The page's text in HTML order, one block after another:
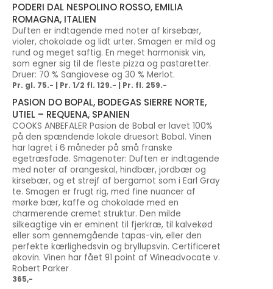
PODERI DAL NESPOLINO ROSSO, EMILIA
ROMAGNA, ITALIEN
Duften er indtagende med noter af kirsebær,
violer, chokolade og lidt urter. Smagen er mild og
rund og meget saftig. En meget harmonisk vin,
som egner sig til de fleste pizza og pastaretter.
Druer: 70 % Sangiovese og 30 % Merlot.
Pr. gl. 75.- | Pr. 1⁄2 fl. 129.- | Pr. fl. 259.-
PASION DO BOPAL, BODEGAS SIERRE NORTE,
UTIEL – REQUENA, SPANIEN
COOKS ANBEFALER Pasion de Bobal er lavet 100%
på den spændende lokale druesort Bobal. Vinen
har lagret i 6 måneder på små franske
egetræsfade. Smagenoter: Duften er indtagende
med noter af orangeskal, hindbær, jordbær og
kirsebær, og et strejf af bergamot som i Earl Gray
te. Smagen er frugt rig, med fine nuancer af
mørke bær, kaffe og chokolade med en
charmerende cremet struktur. Den milde
silkeagtige vin er eminent til fjerkræ, til kalvekød
eller som gennemgående tapas-vin, eller den
perfekte kærlighedsvin og bryllupsvin. Certificeret
økovin. Vinen har fået 91 point af Wineadvocate v.
Robert Parker
365,-